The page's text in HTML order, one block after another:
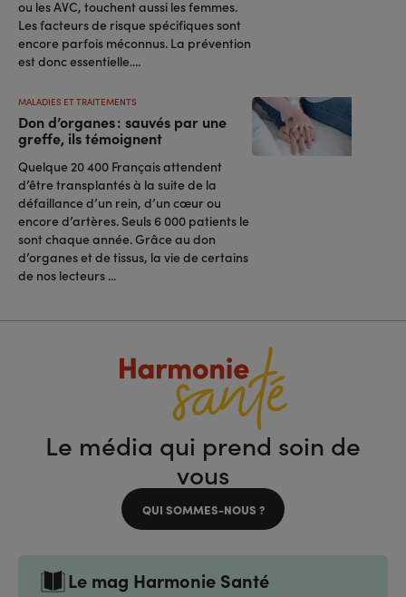
ou les AVC, touchent aussi les femmes.
Les facteurs de risque spécifiques sont
encore parfois méconnus. La prévention
est donc essentielle....
Don d’organes : sauvés par une
greffe, ils témoignent
MALADIES ET TRAITEMENTS
Quelque 20 400 Français attendent
d’être transplantés à la suite de la
défaillance d’un rein, d’un cœur ou
encore d’artères. Seuls 6 000 patients le
sont chaque année. Grâce au don
d’organes et de tissus, la vie de certains
de nos lecteurs ...
Le média qui prend soin de
vous
QUI SOMMES-NOUS ?
Le mag Harmonie Santé